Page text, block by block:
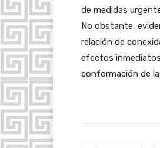
de medidas
No obstante,
relación de
efectos
conformación de la